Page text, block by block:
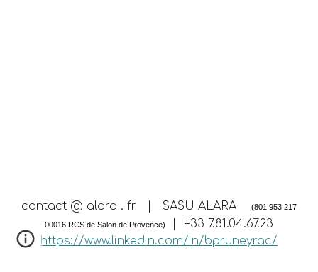
contact @ alara . fr | SASU ALARA (801 953 217
00016 RCS de Salon de Provence)
| +33 7.81.04.67.23
https://www.linkedin.com/in/bpruneyrac/